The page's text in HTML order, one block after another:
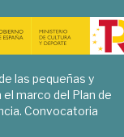
las pequeñas y
marco del Plan de
Convocatoria